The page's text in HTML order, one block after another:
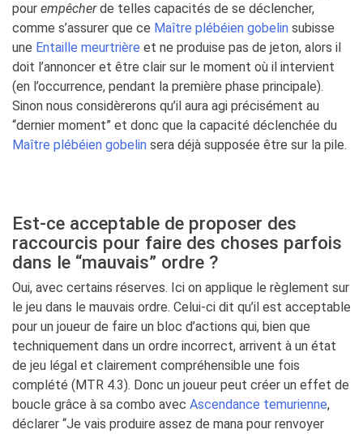
pour empêcherde telles capacités de se déclencher,
comme s’assurer que ce Maître plébéien gobelin subisse
une Entaille meurtrière et ne produise pas de jeton, alors il
doit l’annoncer et être clair sur le moment où il intervient
(en l’occurrence, pendant la première phase principale).
Sinon nous considèrerons qu’il aura agi précisément au
“dernier moment” et donc que la capacité déclenchée du
Maître plébéien gobelin sera déjà supposée être sur la pile.
Est-ce acceptable de proposer des
raccourcis pour faire des choses parfois
dans le “mauvais” ordre ?
Oui, avec certains réserves. Ici on applique le règlement sur
le jeu dans le mauvais ordre. Celui-ci dit qu’il est acceptable
pour un joueur de faire un bloc d’actions qui, bien que
techniquement dans un ordre incorrect, arrivent à un état
de jeu légal et clairement compréhensible une fois
complété (MTR 4.3). Donc un joueur peut créer un effet de
boucle grâce à sa combo avec Ascendance temurienne,
déclarer “Je vais produire assez de mana pour renvoyer